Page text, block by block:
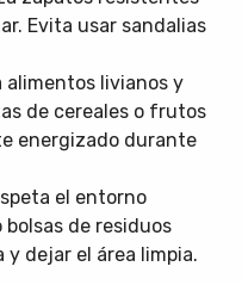
Evita usar sandalias
alimentos livianos y
de cereales o frutos
energizado durante
el entorno
de residuos
y dejar el área limpia.